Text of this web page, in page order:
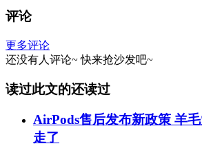
评论
更多评论
还没有人评论~ 快来抢沙发吧~
读过此文的还读过
AirPods售后发布新政策 羊
走了